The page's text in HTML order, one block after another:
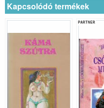
Kapcsolódó termékek
PARTNER